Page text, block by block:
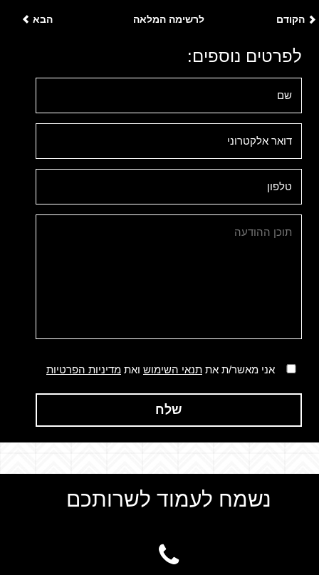
הקודם לרשימה המלאה הבא
לפרטים נוספים:
אני מאשר/ת את תנאי השימוש ואת מדיניות הפרטיות
שלח
נשמח לעמוד לשרותכם